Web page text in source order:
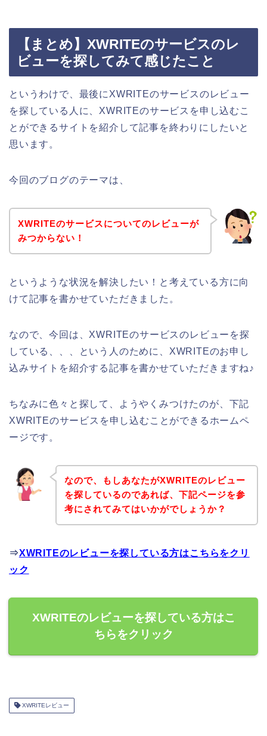
【まとめ】XWRITEのサービスのレ
ビューを探してみて感じたこと
というわけで、最後にXWRITEのサービスのレビュー
を探している人に、XWRITEのサービスを申し込むこ
とができるサイトを紹介して記事を終わりにしたいと
思います。
今回のブログのテーマは、
XWRITEのサービスについてのレビューが
みつからない！
というような状況を解決したい！と考えている方に向
けて記事を書かせていただきました。
なので、今回は、XWRITEのサービスのレビューを探
している、、、という人のために、XWRITEのお申し
込みサイトを紹介する記事を書かせていただきますね♪
ちなみに色々と探して、ようやくみつけたのが、下記
XWRITEのサービスを申し込むことができるホームペ
ージです。
なので、もしあなたがXWRITEのレビュー
を探しているのであれば、下記ページを参
考にされてみてはいかがでしょうか？
⇒XWRITEのレビューを探している方はこちらをクリ
ック
XWRITEのレビューを探している方はこ
ちらをクリック
XWRITEレビュー